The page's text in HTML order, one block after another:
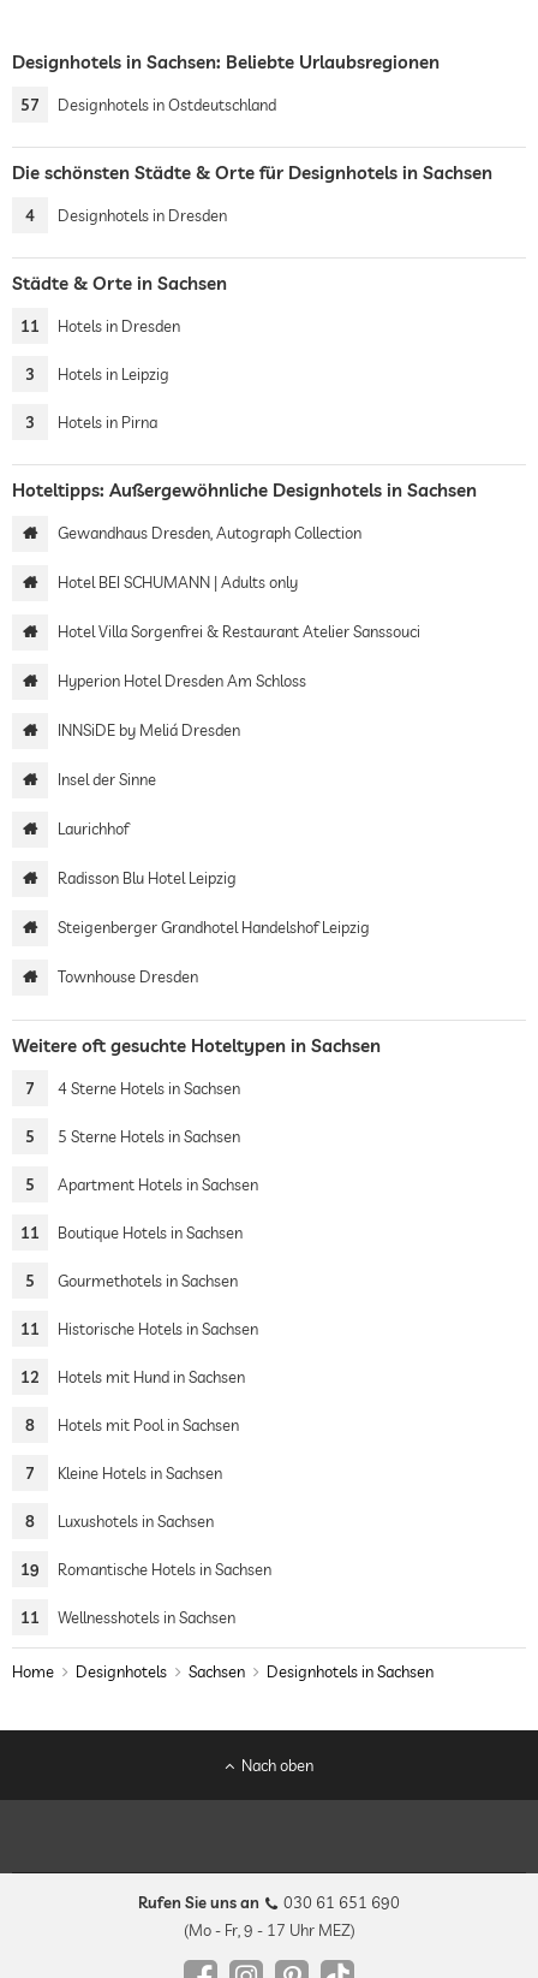
Designhotels in Sachsen: Beliebte Urlaubsregionen
57 Designhotels in Ostdeutschland
Die schönsten Städte & Orte für Designhotels in Sachsen
4 Designhotels in Dresden
Städte & Orte in Sachsen
11 Hotels in Dresden
3 Hotels in Leipzig
3 Hotels in Pirna
Hoteltipps: Außergewöhnliche Designhotels in Sachsen
Gewandhaus Dresden, Autograph Collection
Hotel BEI SCHUMANN | Adults only
Hotel Villa Sorgenfrei & Restaurant Atelier Sanssouci
Hyperion Hotel Dresden Am Schloss
INNSiDE by Meliá Dresden
Insel der Sinne
Laurichhof
Radisson Blu Hotel Leipzig
Steigenberger Grandhotel Handelshof Leipzig
Townhouse Dresden
Weitere oft gesuchte Hoteltypen in Sachsen
7 4 Sterne Hotels in Sachsen
5 5 Sterne Hotels in Sachsen
5 Apartment Hotels in Sachsen
11 Boutique Hotels in Sachsen
5 Gourmethotels in Sachsen
11 Historische Hotels in Sachsen
12 Hotels mit Hund in Sachsen
8 Hotels mit Pool in Sachsen
7 Kleine Hotels in Sachsen
8 Luxushotels in Sachsen
19 Romantische Hotels in Sachsen
11 Wellnesshotels in Sachsen
Home Designhotels Sachsen Designhotels in Sachsen
Nach oben
Rufen Sie uns an
030 61 651 690
(Mo - Fr, 9 - 17 Uhr MEZ)